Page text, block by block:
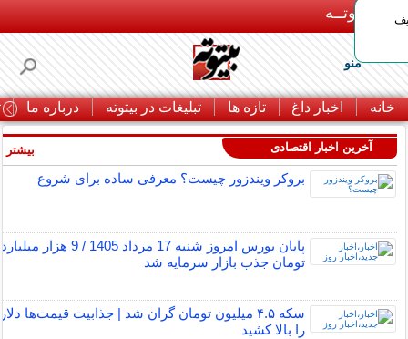
بـیتوتــه
منو
خانه اخبار داغ تازه ها تبلیغات در بیتوته درباره ما
آخرین اخبار اقتصادی
بروکر ویندزور چیست؟ معرفی ساده برای شروع
پایان بورس امروز شنبه 17 مرداد 1405 / 9 هزار میلیارد
تومان جذب بازار سرمایه شد
سکه ۴.۵ میلیون تومان گران شد | جذابیت قیمت‌ها دلار
را بالا کشید
بیشتر